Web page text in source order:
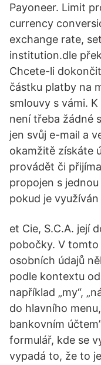
Payoneer. Limit
currency
exchange rate,
institution.dle
Chcete-li
částku platby na
smlouvy s vámi.
není třeba žádné
jen svůj e-mail a
okamžitě získáte
provádět či
propojen s
pokud je
et Cie, S.C.A. její
pobočky. V
osobních údajů
podle kontextu
například „my“,
do hlavního
bankovním
formulář, kde se
vypadá to, že to